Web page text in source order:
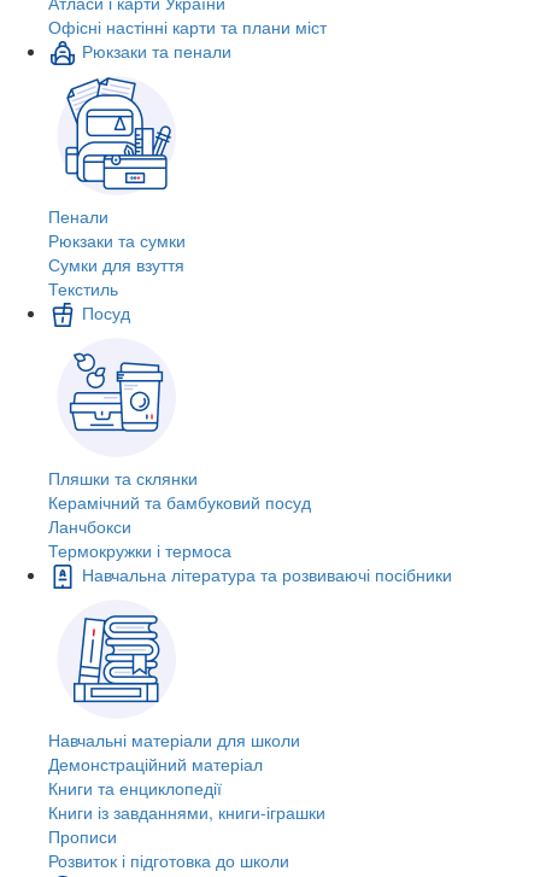
Офісні настінні карти та плани міст
Рюкзаки та пенали
Пенали
Рюкзаки та сумки
Сумки для взуття
Текстиль
Посуд
Пляшки та склянки
Керамічний та бамбуковий посуд
Ланчбокси
Термокружки і термоса
Навчальна література та розвиваючі посібники
Навчальні матеріали для школи
Демонстраційний матеріал
Книги та енциклопедії
Книги із завданнями, книги-іграшки
Прописи
Розвиток і підготовка до школи